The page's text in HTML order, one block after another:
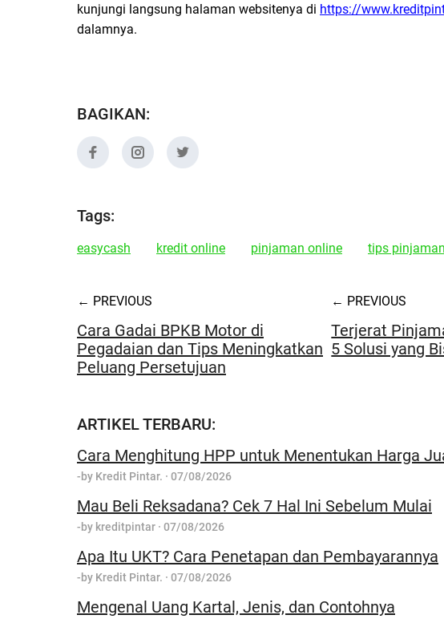
kunjungi langsung halaman websitenya di https://
dalamnya.
BAGIKAN:
Tags:
easycash kredit online pinjaman online tips pinjaman
← PREVIOUS
Cara Gadai BPKB Motor di
Pegadaian dan Tips Meningkatkan
Peluang Persetujuan
← PREVIOUS
Terjerat
5 Solusi yang
ARTIKEL TERBARU:
Cara Menghitung HPP untuk Menentukan Harga
-by Kredit Pintar. · 07/08/2026
Mau Beli Reksadana? Cek 7 Hal Ini Sebelum Mulai
-by kreditpintar · 07/08/2026
Apa Itu UKT? Cara Penetapan dan Pembayarannya
-by Kredit Pintar. · 07/08/2026
Mengenal Uang Kartal, Jenis, dan Contohnya